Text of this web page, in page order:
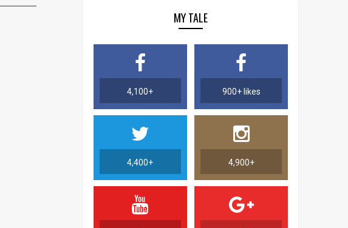
MY TALE
4,100+ 900+ likes
4,400+ 4,900+